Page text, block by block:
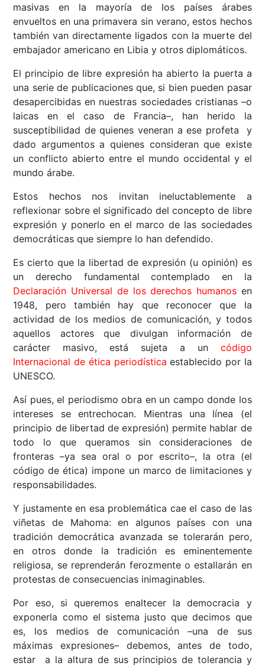
masivas en la mayoría de los países árabes
envueltos en una primavera sin verano, estos hechos
también van directamente ligados con la muerte del
embajador americano en Libia y otros diplomáticos.
El principio de libre expresión ha abierto la puerta a
una serie de publicaciones que, si bien pueden pasar
desapercibidas en nuestras sociedades cristianas –o
laicas en el caso de Francia–, han herido la
susceptibilidad de quienes veneran a ese profeta y
dado argumentos a quienes consideran que existe
un conflicto abierto entre el mundo occidental y el
mundo árabe.
Estos hechos nos invitan ineluctablemente a
reflexionar sobre el significado del concepto de libre
expresión y ponerlo en el marco de las sociedades
democráticas que siempre lo han defendido.
Es cierto que la libertad de expresión (u opinión) es
un derecho fundamental contemplado en la
Declaración Universal de los derechos humanosen
1948, pero también hay que reconocer que la
actividad de los medios de comunicación, y todos
aquellos actores que divulgan información de
carácter masivo, está sujeta a un código
Internacional de ética periodística establecido por la
UNESCO.
Así pues, el periodismo obra en un campo donde los
intereses se entrechocan. Mientras una línea (el
principio de libertad de expresión) permite hablar de
todo lo que queramos sin consideraciones de
fronteras –ya sea oral o por escrito–, la otra (el
código de ética) impone un marco de limitaciones y
responsabilidades.
Y justamente en esa problemática cae el caso de las
viñetas de Mahoma: en algunos países con una
tradición democrática avanzada se tolerarán pero,
en otros donde la tradición es eminentemente
religiosa, se reprenderán ferozmente o estallarán en
protestas de consecuencias inimaginables.
Por eso, si queremos enaltecer la democracia y
exponerla como el sistema justo que decimos que
es, los medios de comunicación –una de sus
máximas expresiones– debemos, antes de todo,
estar a la altura de sus principios de tolerancia y